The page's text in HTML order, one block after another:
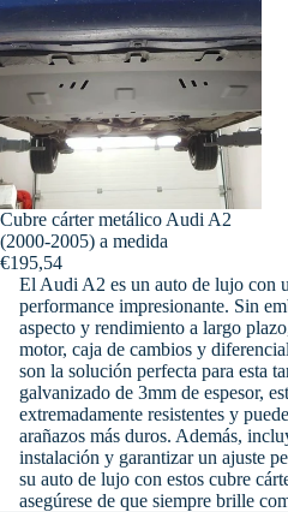
Cubre cárter metálico Audi A2
(2000-2005) a medida
€195,54
El Audi A2 es un auto de lujo con
performance impresionante. Sin
aspecto y rendimiento a largo
motor, caja de cambios y
son la solución perfecta para esta
galvanizado de 3mm de espesor,
extremadamente resistentes y
arañazos más duros. Además,
instalación y garantizar un ajuste
su auto de lujo con estos cubre
asegúrese de que siempre brille